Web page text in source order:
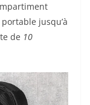
jusqu’à
de 10